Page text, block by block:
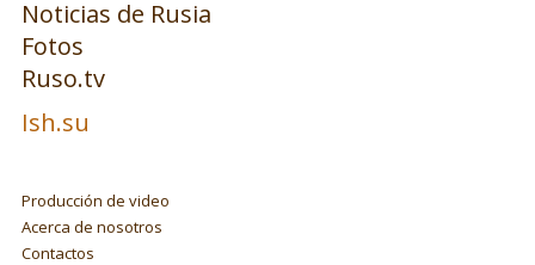
Noticias de Rusia
Fotos
Ruso.tv
Ish.su
Producción de video
Acerca de nosotros
Contactos